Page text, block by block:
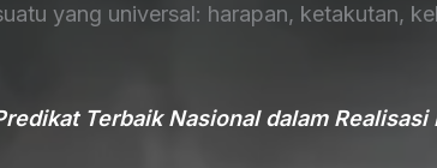
yang universal: harapan, ketakutan,
Terbaik Nasional dalam Realisasi